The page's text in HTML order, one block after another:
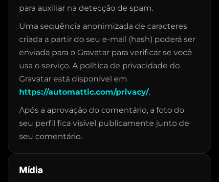
para auxiliar na detecção de spam.
Uma sequência anonimizada de caracteres
criada a partir do seu e-mail (hash) poderá ser
enviada para o Gravatar para verificar se você
usa o serviço. A política de privacidade do
Gravatar está disponível em
https://automattic.com/privacy/.
Após a aprovação do comentário, a foto do
seu perfil fica visível publicamente junto de
seu comentário.
Mídia